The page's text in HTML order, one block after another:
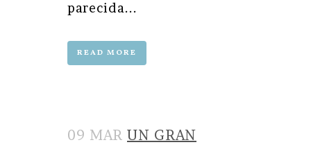
parecida...
READ MORE
09 MAR UN GRAN